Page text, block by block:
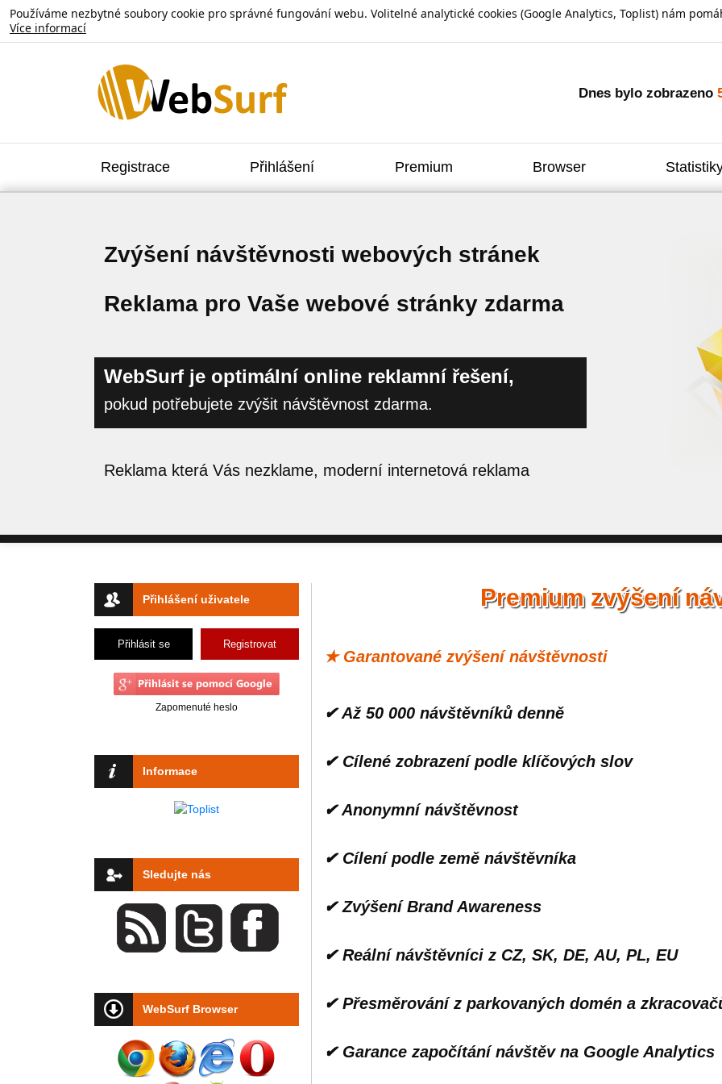
Používáme nezbytné soubory cookie pro správné fungování webu. Volitelné analytické cookies (Google Analytics, Toplist) nám
Více informací
Dnes bylo zobrazeno
Registrace Přihlášení Premium Browser
Zvýšení návštěvnosti webových stránek
Reklama pro Vaše webové stránky zdarma
WebSurf je optimální online reklamní řešení,
pokud potřebujete zvýšit návštěvnost zdarma.
Reklama která Vás nezklame, moderní internetová reklama
Přihlášení uživatele
Přihlásit se Registrovat
Zapomenuté heslo
Informace
Sledujte nás
WebSurf Browser
Premium zvýšení
★ Garantované zvýšení návštěvnosti
✔ Až 50 000 návštěvníků denně
✔ Cílené zobrazení podle klíčových slov
✔ Anonymní návštěvnost
✔ Cílení podle země návštěvníka
✔ Zvýšení Brand Awareness
✔ Reální návštěvníci z CZ, SK, DE, AU, PL, EU
✔ Přesměrování z parkovaných domén a
✔ Garance započítání návštěv na Google Analytics